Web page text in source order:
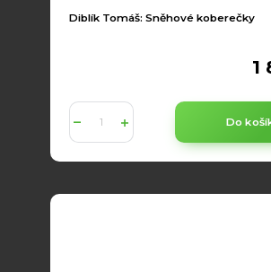
Diblík Tomáš: Sněhové koberečky
1
Do